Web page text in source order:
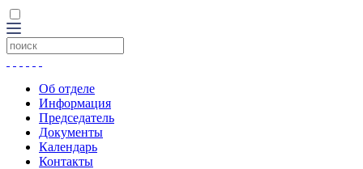
Об отделе
Информация
Председатель
Документы
Календарь
Контакты